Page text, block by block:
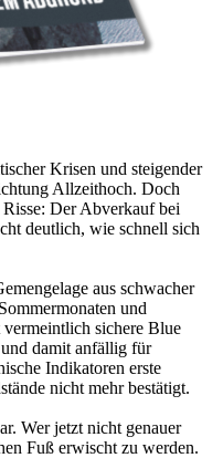
Krisen und steigender
Allzeithoch. Doch
Der Abverkauf bei
deutlich, wie schnell sich
aus schwacher
und
sichere Blue
damit anfällig für
Indikatoren erste
nicht mehr bestätigt.
Wer jetzt nicht genauer
Fuß erwischt zu werden.